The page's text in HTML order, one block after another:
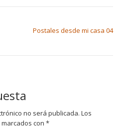
Postales desde mi casa 04
no será publicada. Los
con *